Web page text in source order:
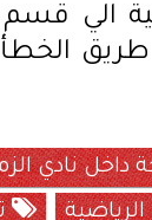
الي
الخطأ
نادي